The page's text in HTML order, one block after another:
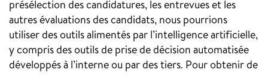
présélection des candidatures, les entrevues et les
autres évaluations des candidats, nous pourrions
utiliser des outils alimentés par l’intelligence artificielle,
y compris des outils de prise de décision automatisée
développés à l’interne ou par des tiers. Pour obtenir de